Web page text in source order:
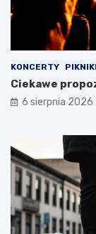
KONCERTY PIKNIKI
Ciekawe
6 sierpnia 2026